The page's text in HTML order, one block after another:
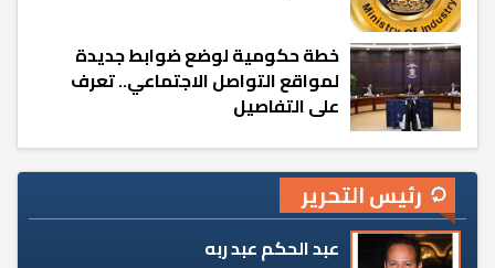
خطة حكومية لوضع ضوابط جديدة
لمواقع التواصل الاجتماعي.. تعرف
على التفاصيل
رئيس التحرير
عبد الحكم عبد ربه